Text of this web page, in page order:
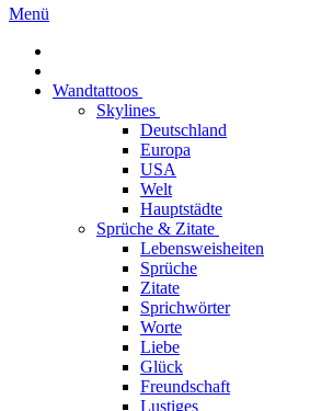
Menü
Wandtattoos
Skylines
Deutschland
Europa
USA
Welt
Hauptstädte
Sprüche & Zitate
Lebensweisheiten
Sprüche
Zitate
Sprichwörter
Worte
Liebe
Glück
Freundschaft
Lustiges